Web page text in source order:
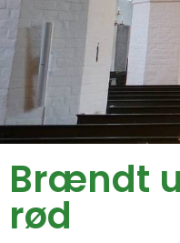
Brændt
rød